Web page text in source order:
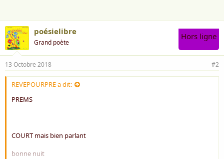
poésielibre
Grand poète
Hors ligne
13 Octobre 2018 #2
REVEPOURPRE a dit:
PREMS
COURT mais bien parlant
bonne nuit